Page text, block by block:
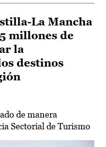
La Mancha
millones de
la
destinos
de manera
Sectorial de Turismo